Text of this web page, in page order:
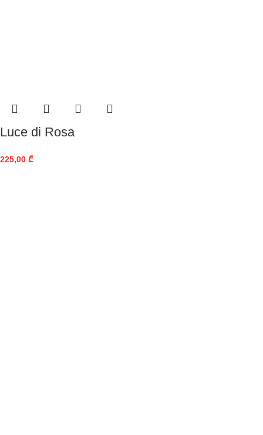
Luce di Rosa
225,00 ₾